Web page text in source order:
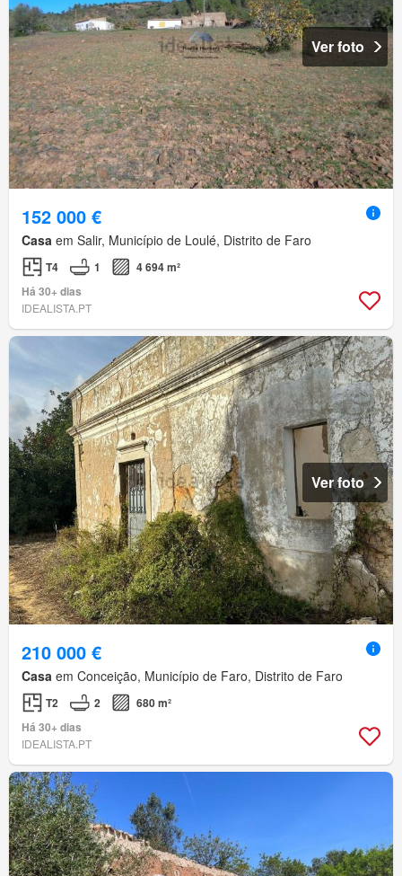
Ver foto
152 000 €
Casa em Salir, Município de Loulé, Distrito de Faro
T4 1
4 694 m²
Há 30+ dias
IDEALISTA.PT
Ver foto
210 000 €
Casa em Conceição, Município de Faro, Distrito de Faro
T2 2
680 m²
Há 30+ dias
IDEALISTA.PT